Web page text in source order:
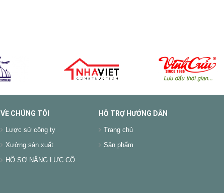
VỀ CHÚNG TÔI
Lược sử công ty
Xưởng sản xuất
HỒ SƠ NĂNG LỰC CÔNG TY
HỖ TRỢ HƯỚNG DẪN
Trang chủ
Sản phẩm